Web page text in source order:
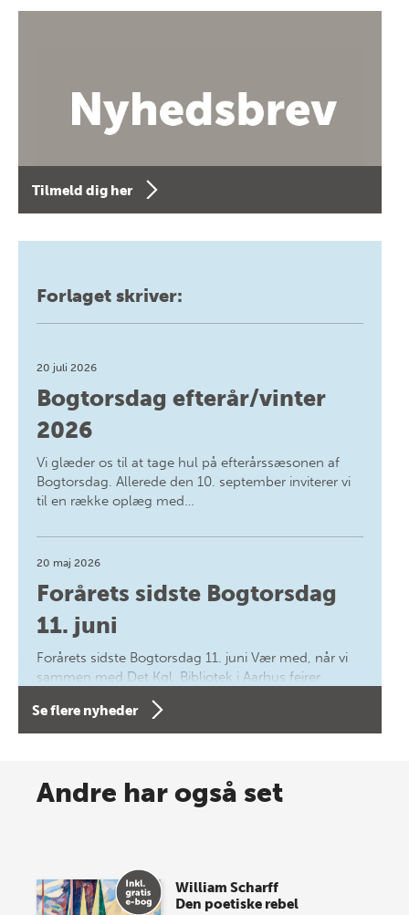
Tilmeld dig her
Forlaget skriver:
20 juli 2026
Bogtorsdag efterår/vinter
2026
Vi glæder os til at tage hul på efterårssæsonen af
Bogtorsdag. Allerede den 10. september inviterer vi
til en række oplæg med…
20 maj 2026
Forårets sidste Bogtorsdag
11. juni
Forårets sidste Bogtorsdag 11. juni Vær med, når vi
sammen med Det Kgl. Bibliotek i Aarhus fejrer
forfatterne bag vores nyes…
Spar op til 70% til sommer-
store sommer-lagersalg, så sæt kryds i kalenderen
onsdag den 10. j…
Se flere nyheder
Andre har også set
William Scharff
Den poetiske rebel